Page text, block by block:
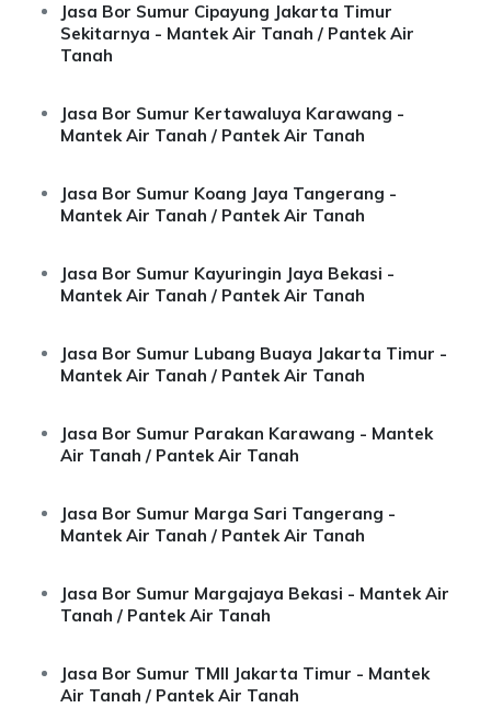
Jasa Bor Sumur Cipayung Jakarta Timur
Sekitarnya - Mantek Air Tanah / Pantek Air
Tanah
Jasa Bor Sumur Kertawaluya Karawang -
Mantek Air Tanah / Pantek Air Tanah
Jasa Bor Sumur Koang Jaya Tangerang -
Mantek Air Tanah / Pantek Air Tanah
Jasa Bor Sumur Kayuringin Jaya Bekasi -
Mantek Air Tanah / Pantek Air Tanah
Jasa Bor Sumur Lubang Buaya Jakarta Timur -
Mantek Air Tanah / Pantek Air Tanah
Jasa Bor Sumur Parakan Karawang - Mantek
Air Tanah / Pantek Air Tanah
Jasa Bor Sumur Marga Sari Tangerang -
Mantek Air Tanah / Pantek Air Tanah
Jasa Bor Sumur Margajaya Bekasi - Mantek Air
Tanah / Pantek Air Tanah
Jasa Bor Sumur TMII Jakarta Timur - Mantek
Air Tanah / Pantek Air Tanah